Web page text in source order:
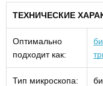
ТЕХНИЧЕСКИЕ
Оптимально
подходит как:
Тип микроскопа: